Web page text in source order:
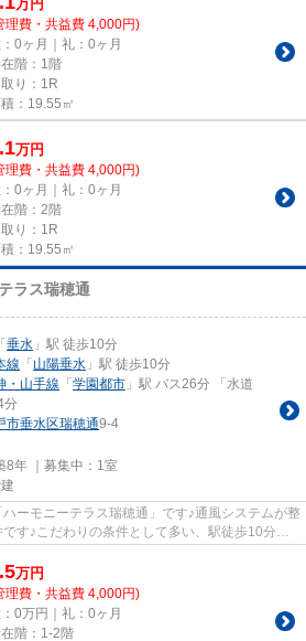
万 円
理費・共益費 4,000円)
0ヶ月｜礼：0ヶ月
階：1階
り：1R
：19.55㎡
万円
理費・共益費 4,000円)
0ヶ月｜礼：0ヶ月
階：2階
り：1R
：19.55㎡
ラス瑞穂通
「 垂水 」駅 徒歩10分
線 「 山陽垂水 」駅 徒歩10分
・山手線 「 学園都市 」駅 バス26分 「水道
分
市垂水区瑞穂通9-4
8年 ｜募集中： 1室
ーモニーテラス瑞穂通」です♪通風システムが整
す♪こだわりの条件として多い、駅徒歩10分の
万円
理費・共益費 4,000円)
0万円｜礼：0ヶ月
階：1-2階